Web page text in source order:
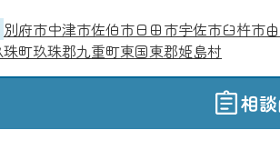
別府市中津市佐伯市日田市宇佐市臼杵市
町玖珠郡九重町東国東郡姫島村
相